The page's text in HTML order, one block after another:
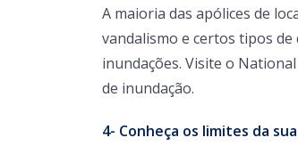
A maioria das apólices de
vandalismo e certos tipos de
inundações. Visite o
de inundação.
4- Conheça os limites da